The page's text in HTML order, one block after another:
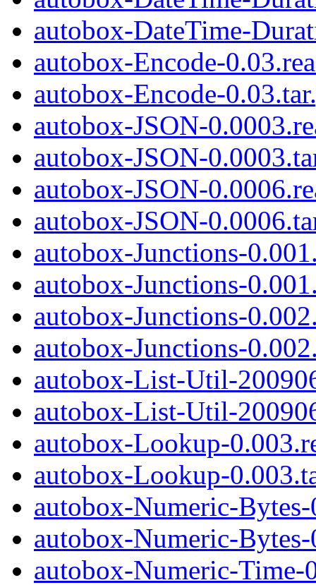
autobox-DateTime-
autobox-Encode-
autobox-Encode-
autobox-JSON-
autobox-JSON-
autobox-JSON-
autobox-JSON-
autobox-Junctions-
autobox-Junctions-
autobox-Junctions-
autobox-Junctions-
autobox-List-Util-
autobox-List-Util-
autobox-Lookup-
autobox-Lookup-
autobox-Numeric-Bytes-
autobox-Numeric-
autobox-Numeric-Time-